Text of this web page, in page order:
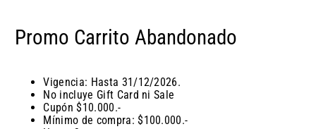
Promo Carrito Abandonado
Vigencia: Hasta 31/12/2026.
No incluye Gift Card ni Sale
Cupón $10.000.-
Mínimo de compra: $100.000.-